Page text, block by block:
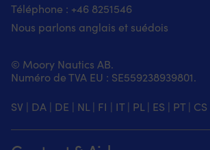
Téléphone : +46 8251546
Nous parlons anglais et suédois
© Moory Nautics AB.
Numéro de TVA EU : SE559238939801.
SV | DA | DE | NL | FI | IT| PL | ES | PT| CS